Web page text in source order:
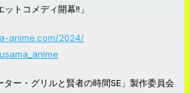
ットコメディ開幕!!」
anime.com/2024/
ー・グリルと賢者の時間SE」製作委員会